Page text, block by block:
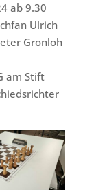
ab 9.30
Ulrich
Gronloh
am Stift